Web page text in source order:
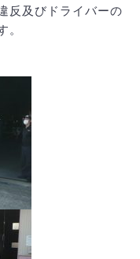
反及びドライバーの
。